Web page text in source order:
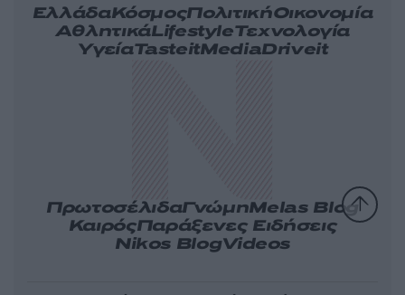
ΕλλάδαΚόσμοςΠολιτικήΟικονομία
ΑθλητικάLifestyleΤεχνολογία
ΥγείαTasteitMediaDriveit
ΠρωτοσέλιδαΓνώμηMelas Blog
ΚαιρόςΠαράξενες Ειδήσεις
Nikos BlogVideos